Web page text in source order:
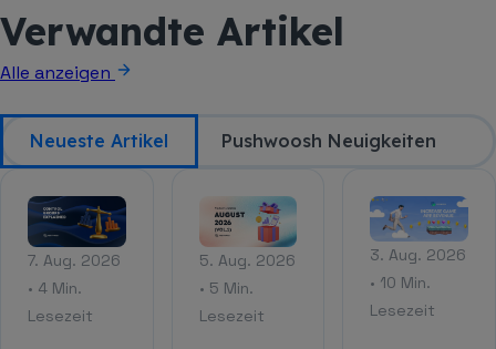
Verwandte Artikel
Alle anzeigen
Neueste Artikel Pushwoosh Neuigkeiten
7. Aug. 2026
• 4 Min.
Lesezeit
5. Aug. 2026
• 5 Min.
Lesezeit
3. Aug. 2026
• 10 Min.
Lesezeit